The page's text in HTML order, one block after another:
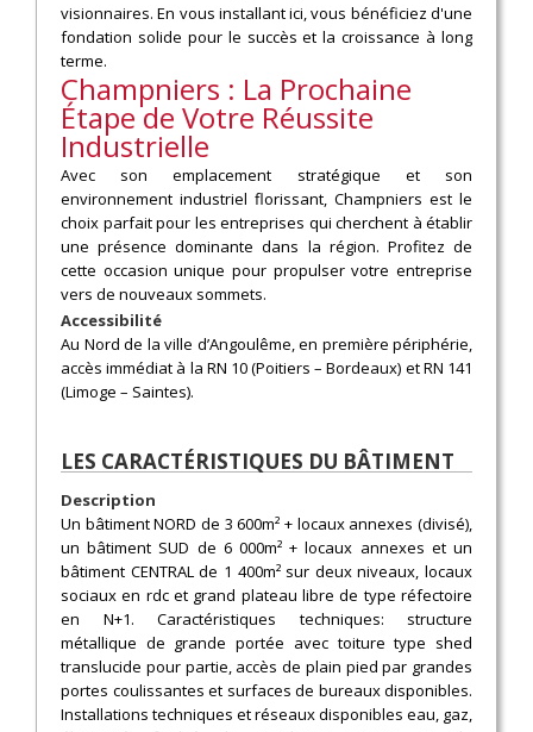
visionnaires. En vous installant ici, vous bénéficiez d'une
fondation solide pour le succès et la croissance à long
terme.
Champniers : La Prochaine
Étape de Votre Réussite
Industrielle
Avec son emplacement stratégique et son
environnement industriel florissant, Champniers est le
choix parfait pour les entreprises qui cherchent à établir
une présence dominante dans la région. Profitez de
cette occasion unique pour propulser votre entreprise
vers de nouveaux sommets.
Accessibilité
Au Nord de la ville d’Angoulême, en première périphérie,
accès immédiat à la RN 10 (Poitiers – Bordeaux) et RN 141
(Limoge – Saintes).
LES CARACTÉRISTIQUES DU BÂTIMENT
Description
Un bâtiment NORD de 3 600m² + locaux annexes (divisé),
un bâtiment SUD de 6 000m² + locaux annexes et un
bâtiment CENTRAL de 1 400m² sur deux niveaux, locaux
sociaux en rdc et grand plateau libre de type réfectoire
en N+1. Caractéristiques techniques: structure
métallique de grande portée avec toiture type shed
translucide pour partie, accès de plain pied par grandes
portes coulissantes et surfaces de bureaux disponibles.
Installations techniques et réseaux disponibles eau, gaz,